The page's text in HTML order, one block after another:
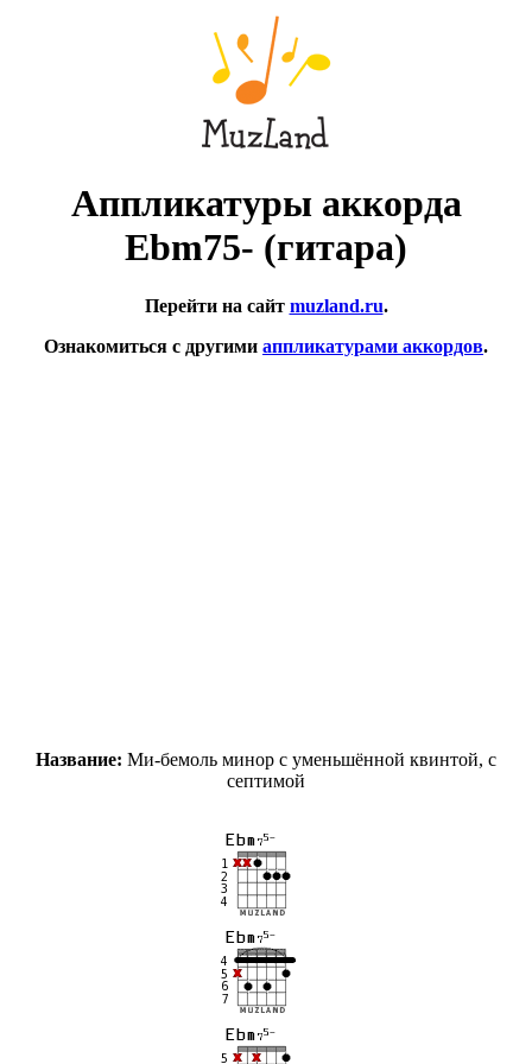
Аппликатуры аккорда
Ebm75- (гитара)
Перейти на сайт muzland.ru.
Ознакомиться с другими аппликатурами аккордов.
Название: Ми-бемоль минор с уменьшённой квинтой, с
септимой